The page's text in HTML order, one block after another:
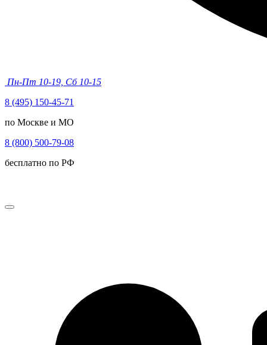
Пн-Пт 10-19, Сб 10-15
8 (495) 150-45-71
по Москве и МО
8 (800) 500-79-08
бесплатно по РФ